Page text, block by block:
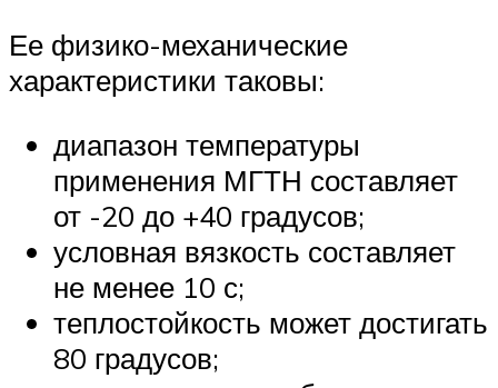
Ее физико-механические
характеристики таковы:
диапазон температуры
применения МГТН составляет
от -20 до +40 градусов;
условная вязкость составляет
не менее 10 с;
теплостойкость может достигать
80 градусов;